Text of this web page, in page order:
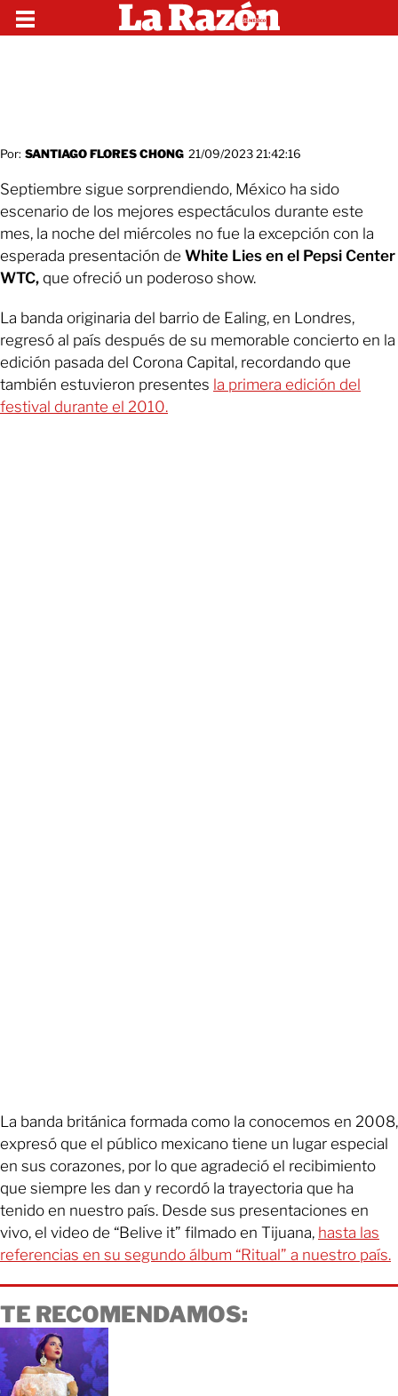
Por: SANTIAGO FLORES CHONG 21/09/2023 21:42:16
Septiembre sigue sorprendiendo, México ha sido
escenario de los mejores espectáculos durante este
mes, la noche del miércoles no fue la excepción con la
esperada presentación de White Lies en el Pepsi Center
WTC, que ofreció un poderoso show.
La banda originaria del barrio de Ealing, en Londres,
regresó al país después de su memorable concierto en la
edición pasada del Corona Capital, recordando que
también estuvieron presentes la primera edición del
festival durante el 2010.
La banda británica formada como la conocemos en 2008,
expresó que el público mexicano tiene un lugar especial
en sus corazones, por lo que agradeció el recibimiento
que siempre les dan y recordó la trayectoria que ha
tenido en nuestro país. Desde sus presentaciones en
vivo, el video de “Belive it” filmado en Tijuana, hasta las
referencias en su segundo álbum “Ritual” a nuestro país.
TE RECOMENDAMOS: